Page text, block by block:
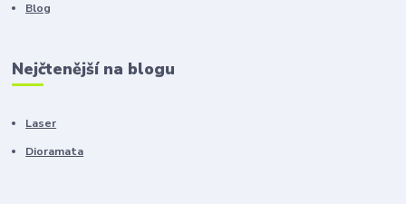
Blog
Nejčtenější na blogu
Laser
Dioramata